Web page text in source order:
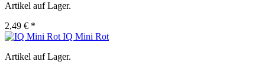
Artikel auf Lager.
2,49 € *
IQ Mini Rot
Artikel auf Lager.